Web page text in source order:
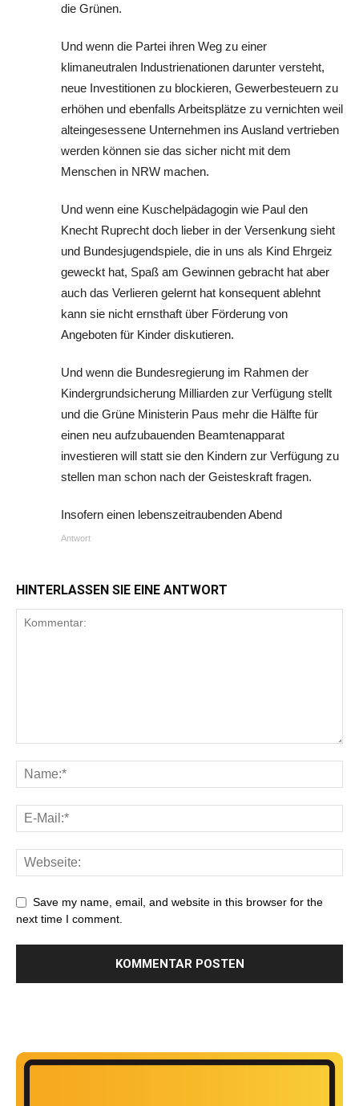
die Grünen.
Und wenn die Partei ihren Weg zu einer
klimaneutralen Industrienationen darunter versteht,
neue Investitionen zu blockieren, Gewerbesteuern zu
erhöhen und ebenfalls Arbeitsplätze zu vernichten weil
alteingesessene Unternehmen ins Ausland vertrieben
werden können sie das sicher nicht mit dem
Menschen in NRW machen.
Und wenn eine Kuschelpädagogin wie Paul den
Knecht Ruprecht doch lieber in der Versenkung sieht
und Bundesjugendspiele, die in uns als Kind Ehrgeiz
geweckt hat, Spaß am Gewinnen gebracht hat aber
auch das Verlieren gelernt hat konsequent ablehnt
kann sie nicht ernsthaft über Förderung von
Angeboten für Kinder diskutieren.
Und wenn die Bundesregierung im Rahmen der
Kindergrundsicherung Milliarden zur Verfügung stellt
und die Grüne Ministerin Paus mehr die Hälfte für
einen neu aufzubauenden Beamtenapparat
investieren will statt sie den Kindern zur Verfügung zu
stellen man schon nach der Geisteskraft fragen.
Insofern einen lebenszeitraubenden Abend
Antwort
HINTERLASSEN SIE EINE ANTWORT
Save my name, email, and website in this browser for the
next time I comment.